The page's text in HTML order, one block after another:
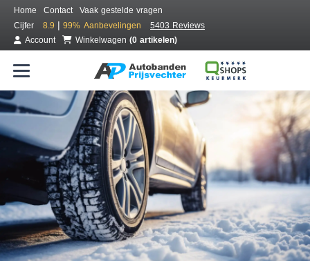
Home Contact
Vaak gestelde vragen
Cijfer
8.9 | 99% Aanbevelingen
5403 Reviews
Account
Winkelwagen (0 artikelen)
Bestel voordelig winterbanden
Gratis bezorgd of montage bij jou in de buurt
Seizoen:
Merken: